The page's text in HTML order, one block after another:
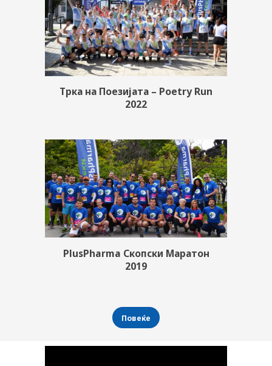
Трка на Поезијата – Poetry Run
2022
PlusPharma Скопски Маратон
2019
Повеќе